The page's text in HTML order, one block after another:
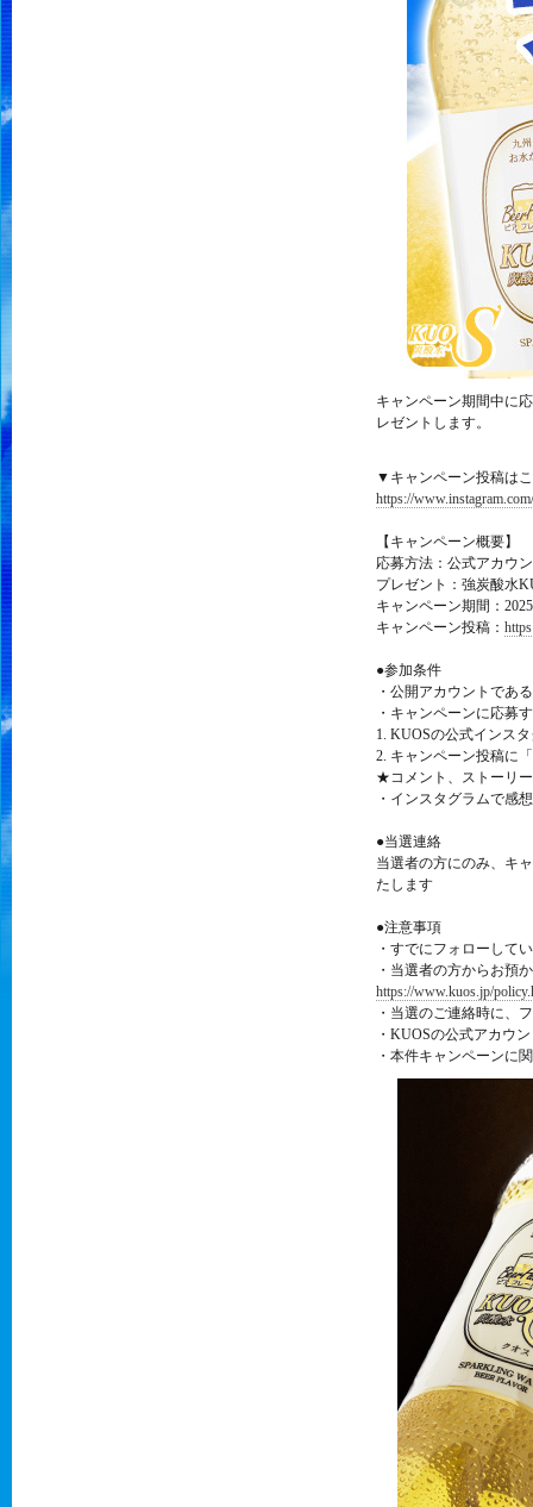
キャンペーン期間中に
レゼントします。
▼キャンペーン投稿は
https://
【キャンペーン概要】
応募方法：公式アカウ
プレゼント：強炭酸水
キャンペーン期間：
キャンペーン投稿：
●参加条件
・公開アカウントであ
・キャンペーンに応募
1. KUOSの公式インス
2. キャンペーン投稿に
★コメント、ストーリ
・インスタグラムで感
●当選連絡
当選者の方にのみ、キ
たします
●注意事項
・すでにフォローして
・当選者の方からお預
https://www.kuos.jp/
・当選のご連絡時に、
・KUOSの公式アカウ
・本件キャンペーンに